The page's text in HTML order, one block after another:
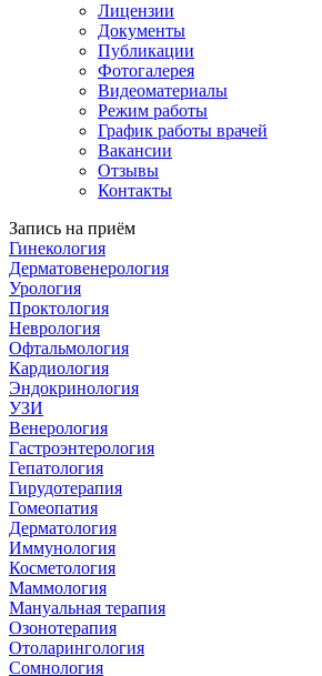
Лицензии
Документы
Публикации
Фотогалерея
Видеоматериалы
Режим работы
График работы врачей
Вакансии
Отзывы
Контакты
Запись на приём
Гинекология
Дерматовенерология
Урология
Проктология
Неврология
Офтальмология
Кардиология
Эндокринология
УЗИ
Венерология
Гастроэнтерология
Гепатология
Гирудотерапия
Гомеопатия
Дерматология
Иммунология
Косметология
Маммология
Мануальная терапия
Озонотерапия
Отоларингология
Сомнология